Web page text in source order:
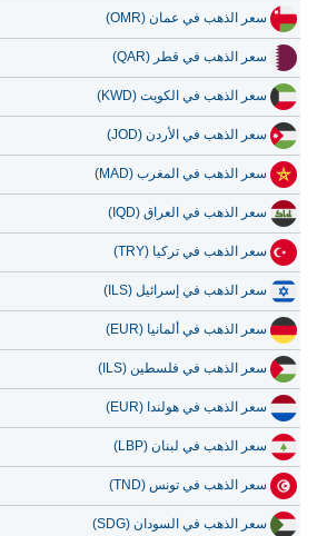
سعر الذهب في عمان (OMR)
سعر الذهب في قطر (QAR)
سعر الذهب في الكويت (KWD)
سعر الذهب في الأردن (JOD)
سعر الذهب في المغرب (MAD)
سعر الذهب في العراق (IQD)
سعر الذهب في تركيا (TRY)
سعر الذهب في إسرائيل (ILS)
سعر الذهب في ألمانيا (EUR)
سعر الذهب في فلسطين (ILS)
سعر الذهب في هولندا (EUR)
سعر الذهب في لبنان (LBP)
سعر الذهب في تونس (TND)
سعر الذهب في السودان (SDG)